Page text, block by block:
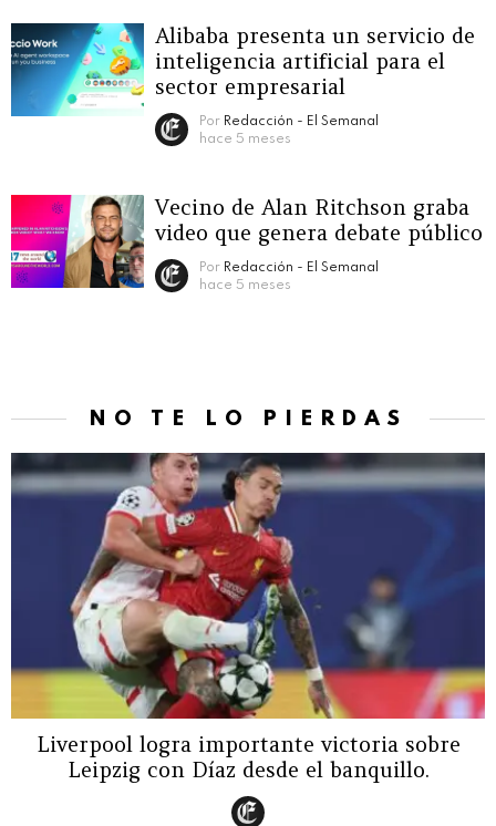
Alibaba presenta un servicio de
inteligencia artificial para el
sector empresarial
Por Redacción - El Semanal
hace 5 meses
Vecino de Alan Ritchson graba
video que genera debate público
Por Redacción - El Semanal
hace 5 meses
NO TE LO PIERDAS
Liverpool logra importante victoria sobre
Leipzig con Díaz desde el banquillo.